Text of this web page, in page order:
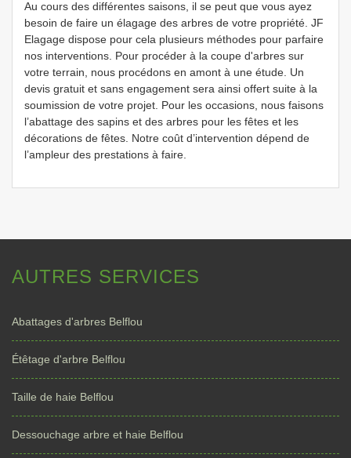
Au cours des différentes saisons, il se peut que vous ayez
besoin de faire un élagage des arbres de votre propriété. JF
Elagage dispose pour cela plusieurs méthodes pour parfaire
nos interventions. Pour procéder à la coupe d'arbres sur
votre terrain, nous procédons en amont à une étude. Un
devis gratuit et sans engagement sera ainsi offert suite à la
soumission de votre projet. Pour les occasions, nous faisons
l’abattage des sapins et des arbres pour les fêtes et les
décorations de fêtes. Notre coût d’intervention dépend de
l’ampleur des prestations à faire.
AUTRES SERVICES
Abattages d'arbres Belflou
Étêtage d'arbre Belflou
Taille de haie Belflou
Dessouchage arbre et haie Belflou